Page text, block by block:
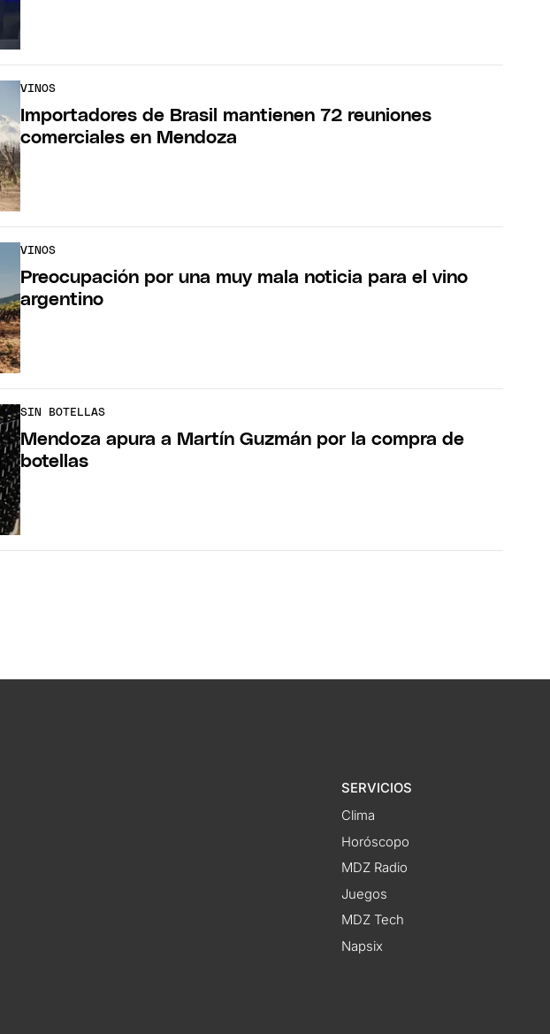
VINOS
Importadores de Brasil mantienen 72 reuniones
comerciales en Mendoza
VINOS
Preocupación por una muy mala noticia para el vino
argentino
SIN BOTELLAS
Mendoza apura a Martín Guzmán por la compra de
botellas
SERVICIOS
Clima
Horóscopo
MDZ Radio
Juegos
MDZ Tech
Napsix